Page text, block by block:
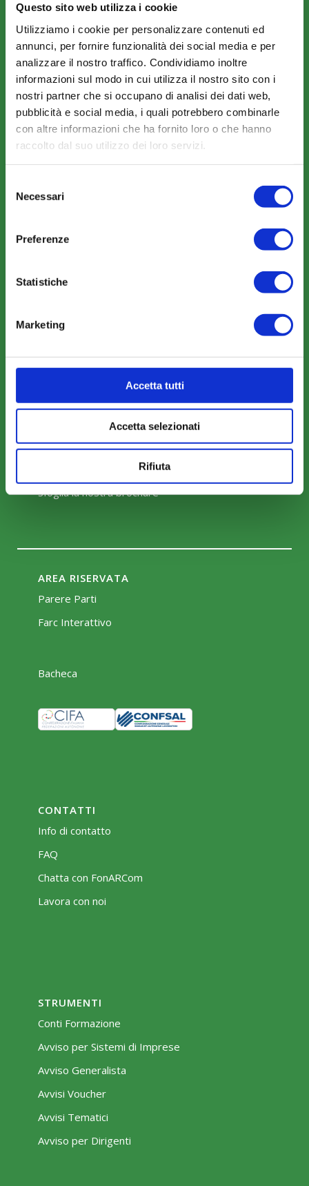
Questo sito web utilizza i cookie
Utilizziamo i cookie per personalizzare contenuti ed
annunci, per fornire funzionalità dei social media e per
analizzare il nostro traffico. Condividiamo inoltre
informazioni sul modo in cui utilizza il nostro sito con i
nostri partner che si occupano di analisi dei dati web,
pubblicità e social media, i quali potrebbero combinarle
con altre informazioni che ha fornito loro o che hanno
raccolto dal suo utilizzo dei loro servizi.
delNecessari
Preferenze
Statistiche
Marketing
Accetta tutti
Accetta selezionati
Rifiuta
COSA FACCIAMO
Perché scegliere FonARCom
Il Funzionamento
Amministrazione trasparente
Mobilità e Portabilità
COMUNICAZIONI
Eventi
Sfoglia la nostra brochure
AREA RISERVATA
Parere Parti
Farc Interattivo
Bacheca
CONTATTI
Info di contatto
FAQ
Chatta con FonARCom
Lavora con noi
STRUMENTI
Conti Formazione
Avviso per Sistemi di Imprese
Avviso Generalista
Avvisi Voucher
Avvisi Tematici
Avviso per Dirigenti